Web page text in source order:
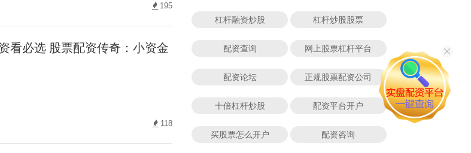
195
看必选 股票配资传奇：小资金
118
杠杆融资炒股 杠杆炒股股票
配资查询 网上股票杠杆平台
配资论坛 正规股票配资公司
十倍杠杆炒股 配资平台开户
买股票怎么开户 配资咨询